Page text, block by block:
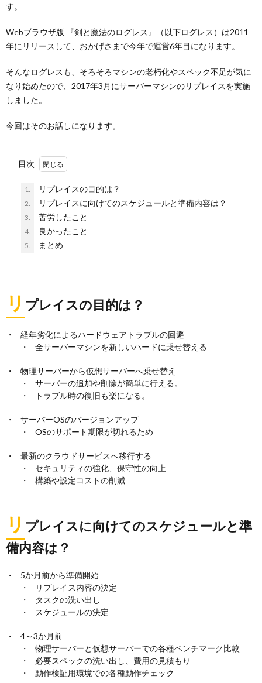
す。
Webブラウザ版 『剣と魔法のログレス』（以下ログレス）は2011
年にリリースして、おかげさまで今年で運営6年目になります。
そんなログレスも、そろそろマシンの老朽化やスペック不足が気に
なり始めたので、2017年3月にサーバーマシンのリプレイスを実施
しました。
今回はそのお話しになります。
目次
1. リプレイスの目的は？
2. リプレイスに向けてのスケジュールと準備内容は？
3. 苦労したこと
4. 良かったこと
5. まとめ
リ プレイスの目的は？
経年劣化によるハードウェアトラブルの回避
全サーバーマシンを新しいハードに乗せ替える
物理サーバーから仮想サーバーへ乗せ替え
サーバーの追加や削除が簡単に行える。
トラブル時の復旧も楽になる。
サーバーOSのバージョンアップ
OSのサポート期限が切れるため
最新のクラウドサービスへ移行する
セキュリティの強化、保守性の向上
構築や設定コストの削減
リ プレイスに向けてのスケジュールと準
備内容は？
5か月前から準備開始
リプレイス内容の決定
タスクの洗い出し
スケジュールの決定
4～3か月前
物理サーバーと仮想サーバーでの各種ベンチマーク比較
必要スペックの洗い出し、費用の見積もり
動作検証用環境での各種動作チェック